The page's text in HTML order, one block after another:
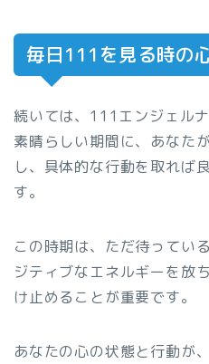
毎日111を見る時の
続いては、111エンジェル
素晴らしい期間に、あなた
し、具体的な行動を取れば
す。
この時期は、ただ待ってい
ジティブなエネルギーを放
け止めることが重要です。
あなたの心の状態と行動が